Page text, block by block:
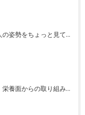
家族、友人、身近な人の姿勢をちょっと見てみませんか？
関節の痛みに悩む方、栄養面からの取り組みも重要ですよ！